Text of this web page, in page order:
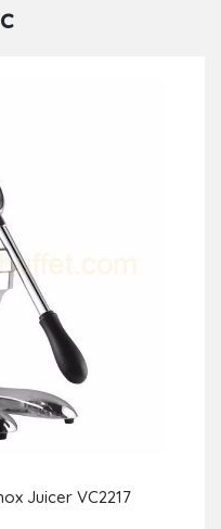
Juicer VC2217